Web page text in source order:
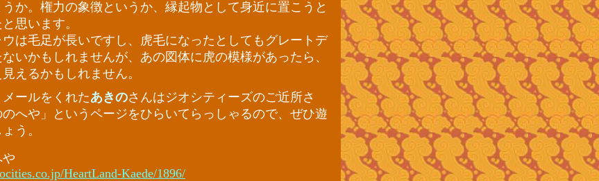
か。権力の象徴というか、縁起物として身近に置こうと
思います。
は毛足が長いですし、虎毛になったとしてもグレートデ
いかもしれませんが、あの図体に虎の模様があったら、
見えるかもしれません。
ールをくれたあきのさんはジオシティーズのご近所さ
へや」というページをひらいてらっしゃるので、ぜひ遊
う。
HeartLand-Kaede/1896/